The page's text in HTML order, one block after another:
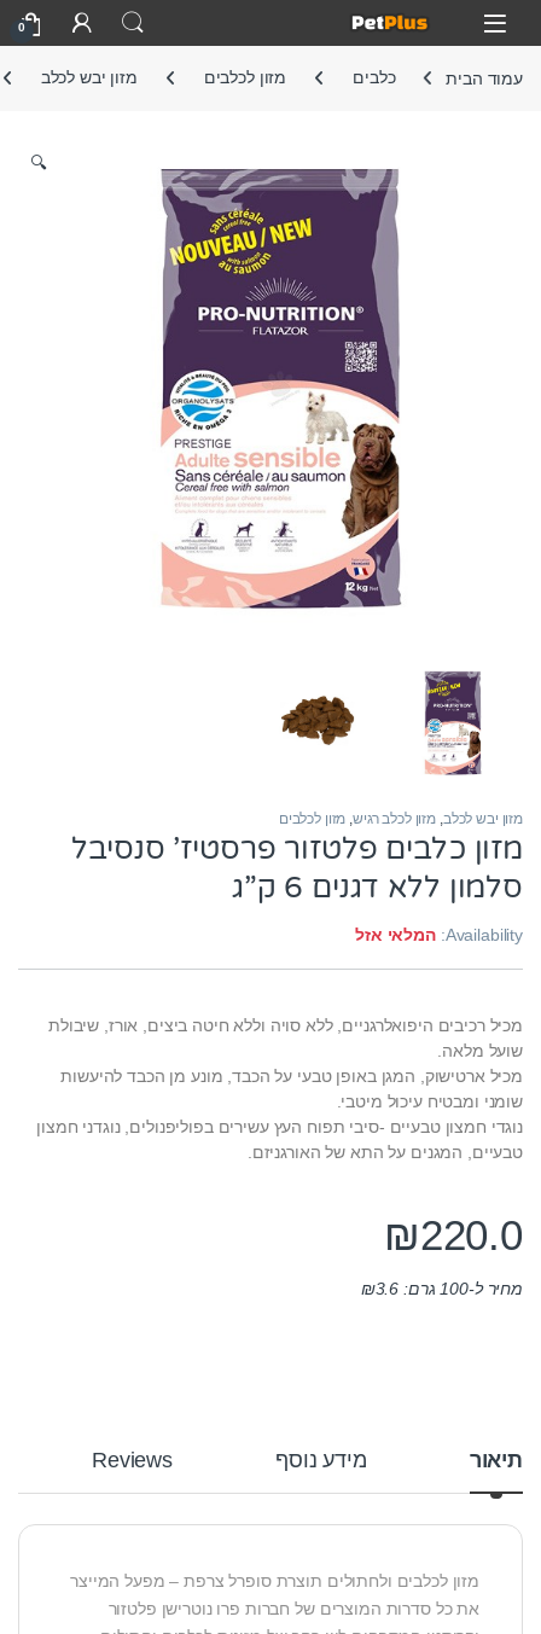
Skip to navigation
Skip to content
Open
0
עמוד הבית כלבים מזון לכלבים מזון יבש לכלב
🔍
מזון יבש לכלב, מזון לכלב רגיש, מזון לכלבים
מזון כלבים פלטזור פרסטיז’ סנסיבל
סלמון ללא דגנים 6 ק”ג
Availability: המלאי אזל
מכיל רכיבים היפואלרגניים, ללא סויה וללא חיטה ביצים, אורז, שיבולת
שועל מלאה.
מכיל ארטישוק, המגן באופן טבעי על הכבד, מונע מן הכבד להיעשות
שומני ומבטיח עיכול מיטבי.
נוגדי חמצון טבעיים -סיבי תפוח העץ עשירים בפוליפנולים, נוגדני חמצון
טבעיים, המגנים על התא של האורגניזם.
₪220.0
מחיר ל-100 גרם: ₪3.6
תיאור מידע נוסף Reviews
מזון לכלבים ולחתולים תוצרת סופרל צרפת – מפעל המייצר
את כל סדרות המוצרים של חברות פרו נוטרישן פלטזור